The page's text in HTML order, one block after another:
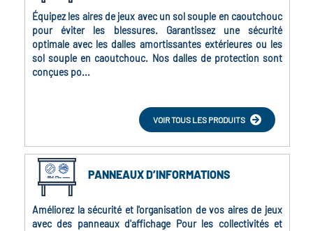
Équipez les aires de jeux avec un sol souple en caoutchouc
pour éviter les blessures. Garantissez une sécurité
optimale avec les dalles amortissantes extérieures ou les
sol souple en caoutchouc. Nos dalles de protection sont
conçues po...
VOIR TOUS LES PRODUITS
PANNEAUX D’INFORMATIONS
Améliorez la sécurité et l'organisation de vos aires de jeux
avec des panneaux d'affichage Pour les collectivités et